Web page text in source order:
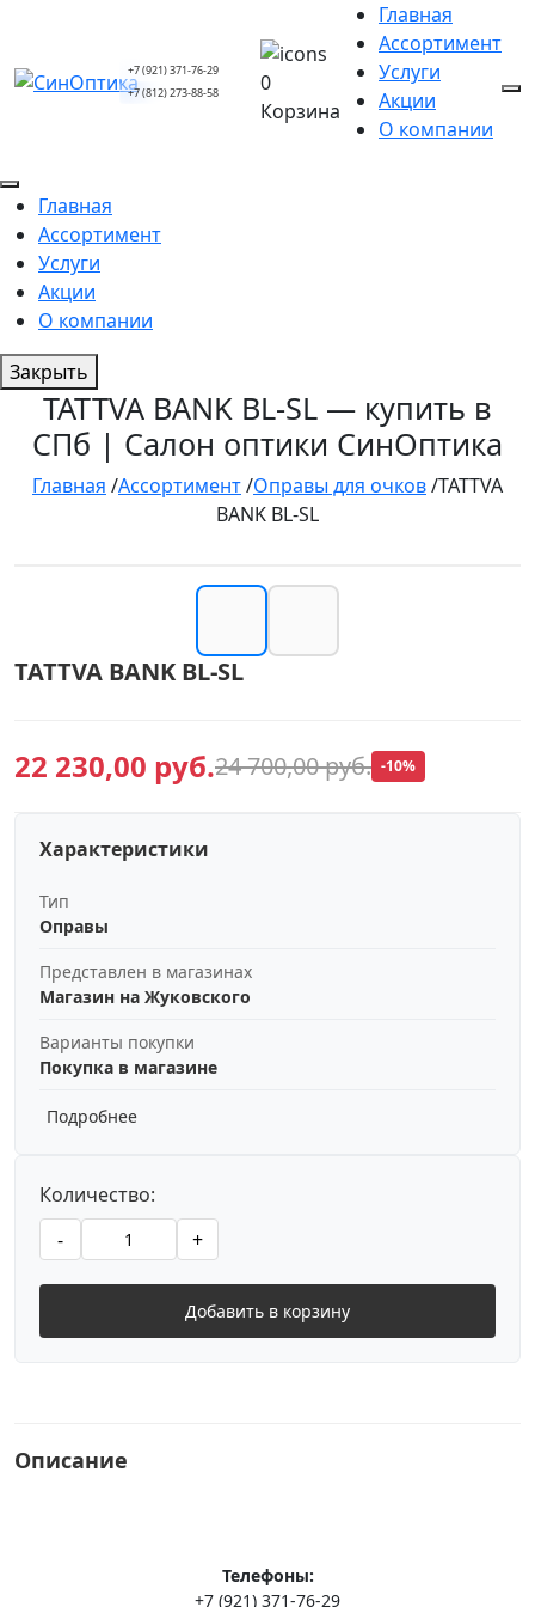
+7 (921) 371-76-29
+7 (812) 273-88-58
0
Корзина
Главная
Ассортимент
Услуги
Акции
О компании
Главная
Ассортимент
Услуги
Акции
О компании
Закрыть
TATTVA BANK BL-SL — купить в
СПб | Салон оптики СинОптика
Главная /Ассортимент/Оправы для очков/TATTVA
BANK BL-SL
TATTVA BANK BL-SL
22 230,00 руб.24 700,00 руб. -10%
Характеристики
Тип
Оправы
Представлен в магазинах
Магазин на Жуковского
Варианты покупки
Покупка в магазине
Подробнее
Количество:
-
+
Добавить в корзину
Описание
Телефоны:
+7 (921) 371-76-29